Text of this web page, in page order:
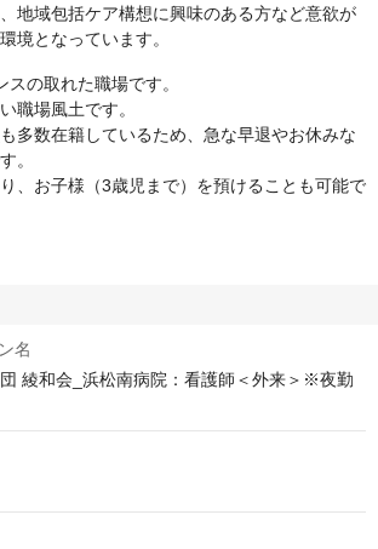
地域包括ケア構想に興味のある方など意欲が
境となっています。
の取れた職場です。
職場風土です。
多数在籍しているため、急な早退やお休みな
。
、お子様（3歳児まで）を預けることも可能で
名
団 綾和会_浜松南病院：看護師＜外来＞※夜勤